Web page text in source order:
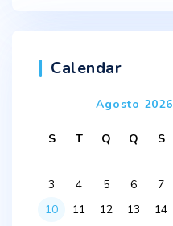
Calendar
Agosto 2026
S T Q Q S
3
4 5 6 7
10
11 12 13 14